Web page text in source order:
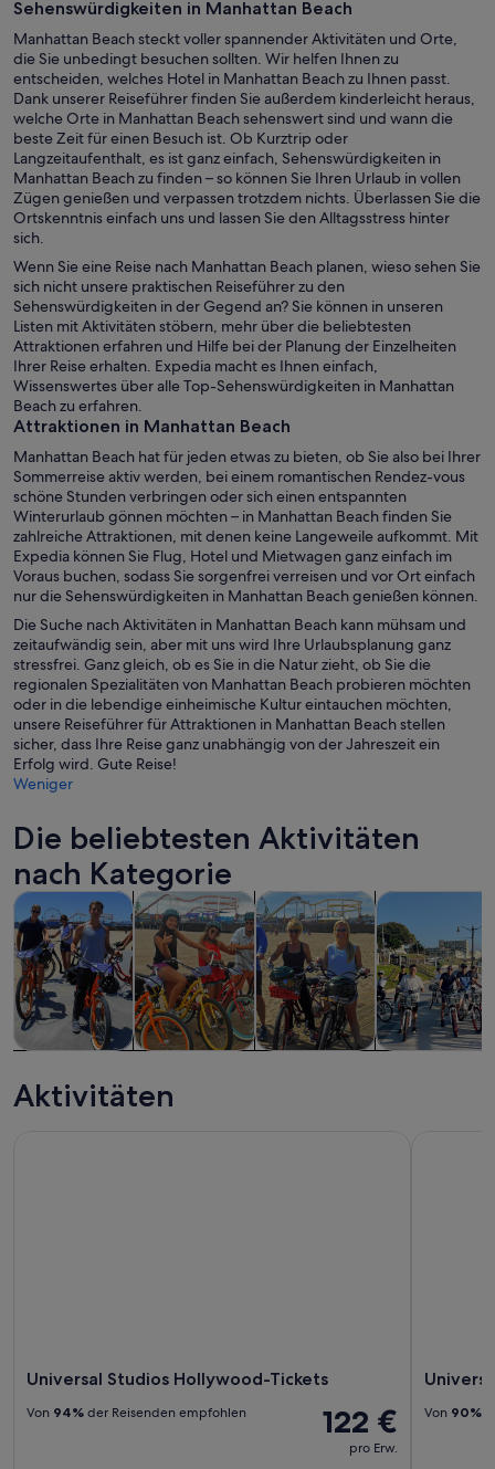
Sehenswürdigkeiten in Manhattan Beach
Manhattan Beach steckt voller spannender Aktivitäten und Orte,
die Sie unbedingt besuchen sollten. Wir helfen Ihnen zu
entscheiden, welches Hotel in Manhattan Beach zu Ihnen passt.
Dank unserer Reiseführer finden Sie außerdem kinderleicht heraus,
welche Orte in Manhattan Beach sehenswert sind und wann die
beste Zeit für einen Besuch ist. Ob Kurztrip oder
Langzeitaufenthalt, es ist ganz einfach, Sehenswürdigkeiten in
Manhattan Beach zu finden – so können Sie Ihren Urlaub in vollen
Zügen genießen und verpassen trotzdem nichts. Überlassen Sie die
Ortskenntnis einfach uns und lassen Sie den Alltagsstress hinter
sich.
Wenn Sie eine Reise nach Manhattan Beach planen, wieso sehen Sie
sich nicht unsere praktischen Reiseführer zu den
Sehenswürdigkeiten in der Gegend an? Sie können in unseren
Listen mit Aktivitäten stöbern, mehr über die beliebtesten
Attraktionen erfahren und Hilfe bei der Planung der Einzelheiten
Ihrer Reise erhalten. Expedia macht es Ihnen einfach,
Wissenswertes über alle Top-Sehenswürdigkeiten in Manhattan
Beach zu erfahren.
Attraktionen in Manhattan Beach
Manhattan Beach hat für jeden etwas zu bieten, ob Sie also bei Ihrer
Sommerreise aktiv werden, bei einem romantischen Rendez-vous
schöne Stunden verbringen oder sich einen entspannten
Winterurlaub gönnen möchten – in Manhattan Beach finden Sie
zahlreiche Attraktionen, mit denen keine Langeweile aufkommt. Mit
Expedia können Sie Flug, Hotel und Mietwagen ganz einfach im
Voraus buchen, sodass Sie sorgenfrei verreisen und vor Ort einfach
nur die Sehenswürdigkeiten in Manhattan Beach genießen können.
Die Suche nach Aktivitäten in Manhattan Beach kann mühsam und
zeitaufwändig sein, aber mit uns wird Ihre Urlaubsplanung ganz
stressfrei. Ganz gleich, ob es Sie in die Natur zieht, ob Sie die
regionalen Spezialitäten von Manhattan Beach probieren möchten
oder in die lebendige einheimische Kultur eintauchen möchten,
unsere Reiseführer für Attraktionen in Manhattan Beach stellen
sicher, dass Ihre Reise ganz unabhängig von der Jahreszeit ein
Erfolg wird. Gute Reise!
Weniger
Die beliebtesten Aktivitäten
nach Kategorie
Tagesausflüge
Touren und TagesausflügeWird in einem neuen Tab
Kultur
Geschichte & KulturWird in einem neuen
Private & individuelle Touren
Abenteuer &
Aktivitäten
Universal Studios Hollywood-Tickets
122 €
pro Erw.
Von 94% der Reisenden empfohlen Von 90%